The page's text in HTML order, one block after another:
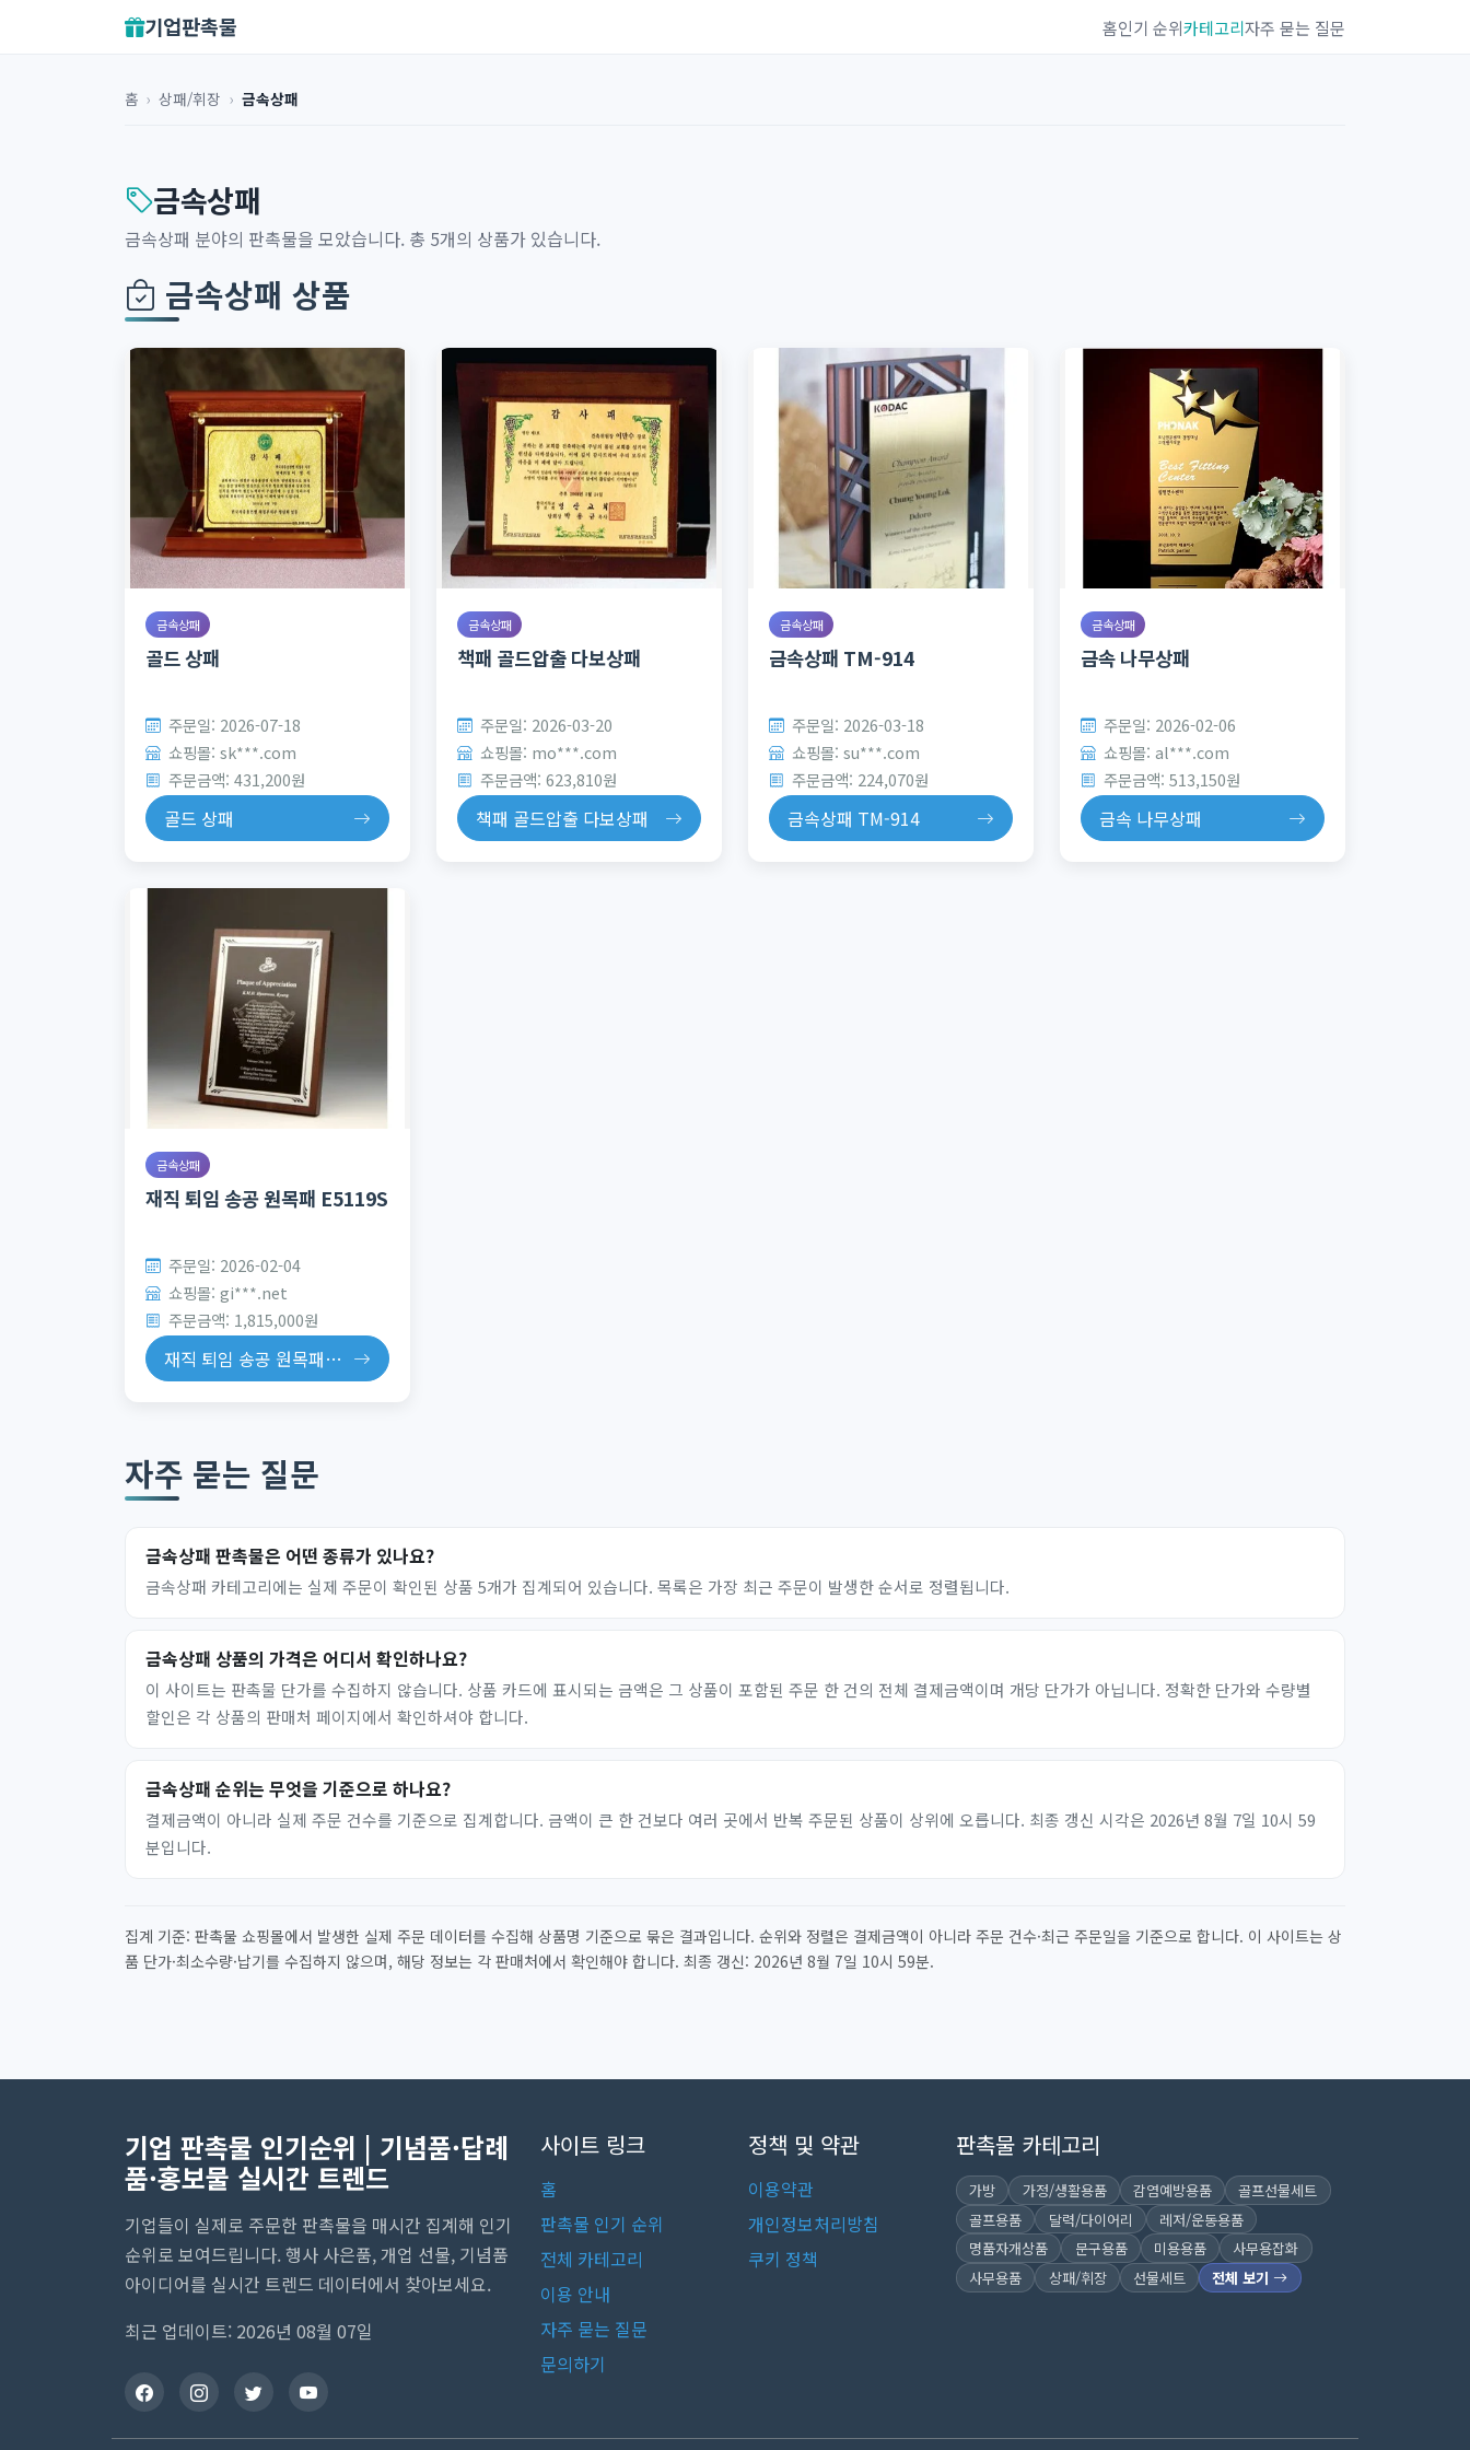
기업판촉물 홈인기 순위카테고리자주 묻는 질문
홈 › 상패/휘장 › 금속상패
금속상패
금속상패 분야의 판촉물을 모았습니다. 총 5개의 상품가 있습니다.
금속상패 상품
금속상패
골드 상패
주문일: 2026-07-18
쇼핑몰: sk***.com
주문금액: 431,200원
골드 상패
금속상패
책패 골드압출 다보상패
주문일: 2026-03-20
쇼핑몰: mo***.com
주문금액: 623,810원
책패 골드압출 다보상패
금속상패
금속상패 TM-914
주문일: 2026-03-18
쇼핑몰: su***.com
주문금액: 224,070원
금속상패 TM-914
금속상패
금속 나무상패
주문일: 2026-02-06
쇼핑몰: al***.com
주문금액: 513,150원
금속 나무상패
금속상패
재직 퇴임 송공 원목패 E5119S
주문일: 2026-02-04
쇼핑몰: gi***.net
주문금액: 1,815,000원
재직 퇴임 송공 원목패 E5119...
자주 묻는 질문
금속상패 판촉물은 어떤 종류가 있나요?
금속상패 카테고리에는 실제 주문이 확인된 상품 5개가 집계되어 있습니다. 목록은 가장 최근 주문이 발생한 순서로 정렬됩니다.
금속상패 상품의 가격은 어디서 확인하나요?
이 사이트는 판촉물 단가를 수집하지 않습니다. 상품 카드에 표시되는 금액은 그 상품이 포함된 주문 한 건의 전체 결제금액이며 개당 단가가 아닙니다. 정확한 단가와 수량별
할인은 각 상품의 판매처 페이지에서 확인하셔야 합니다.
금속상패 순위는 무엇을 기준으로 하나요?
결제금액이 아니라 실제 주문 건수를 기준으로 집계합니다. 금액이 큰 한 건보다 여러 곳에서 반복 주문된 상품이 상위에 오릅니다. 최종 갱신 시각은 2026년 8월 7일 10시 59
분입니다.
집계 기준: 판촉물 쇼핑몰에서 발생한 실제 주문 데이터를 수집해 상품명 기준으로 묶은 결과입니다. 순위와 정렬은 결제금액이 아니라 주문 건수·최근 주문일을 기준으로 합니다. 이 사이트는 상
품 단가·최소수량·납기를 수집하지 않으며, 해당 정보는 각 판매처에서 확인해야 합니다. 최종 갱신: 2026년 8월 7일 10시 59분.
기업 판촉물 인기순위 | 기념품·답례
품·홍보물 실시간 트렌드
기업들이 실제로 주문한 판촉물을 매시간 집계해 인기
순위로 보여드립니다. 행사 사은품, 개업 선물, 기념품
아이디어를 실시간 트렌드 데이터에서 찾아보세요.
최근 업데이트: 2026년 08월 07일
사이트 링크
홈
판촉물 인기 순위
전체 카테고리
이용 안내
자주 묻는 질문
문의하기
정책 및 약관
이용약관
개인정보처리방침
쿠키 정책
판촉물 카테고리
가방 가정/생활용품 감염예방용품
골프선물세트
골프용품
달력/다이어리
레저/운동용품
명품자개상품
문구용품 미용용품
사무용잡화
사무용품
상패/휘장 선물세트 전체 보기